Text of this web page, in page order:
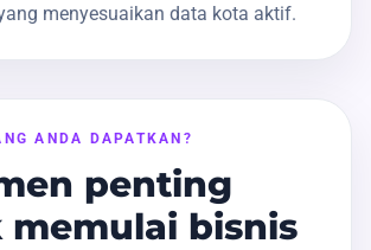
menyesuaikan data kota aktif.
ANDA DAPATKAN?
penting
bisnis